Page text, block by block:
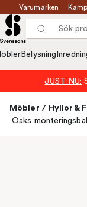
Varumärken
Belysning
JUST NU:
Möbler / Hyllor &
Oaks